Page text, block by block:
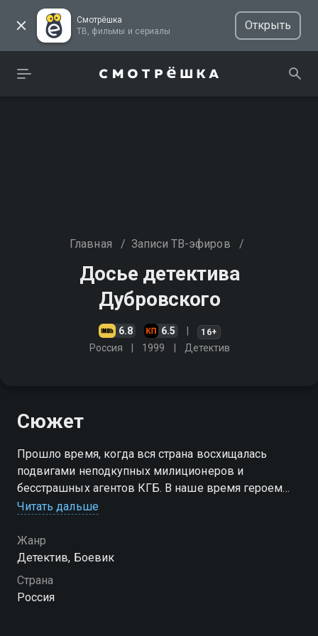
Смотрёшка
ТВ, фильмы и сериалы
Открыть
Главная / Записи ТВ-эфиров /
Досье детектива
Дубровского
6.8 6.5 16+
Россия 1999 Детектив
Сюжет
Прошло время, когда вся страна восхищалась
подвигами неподкупных милиционеров и
бесстрашных агентов КГБ. В наше время героем
детективных романов всё чаще становится не
Читать дальше
Жанр
Детектив, Боевик
Страна
Россия